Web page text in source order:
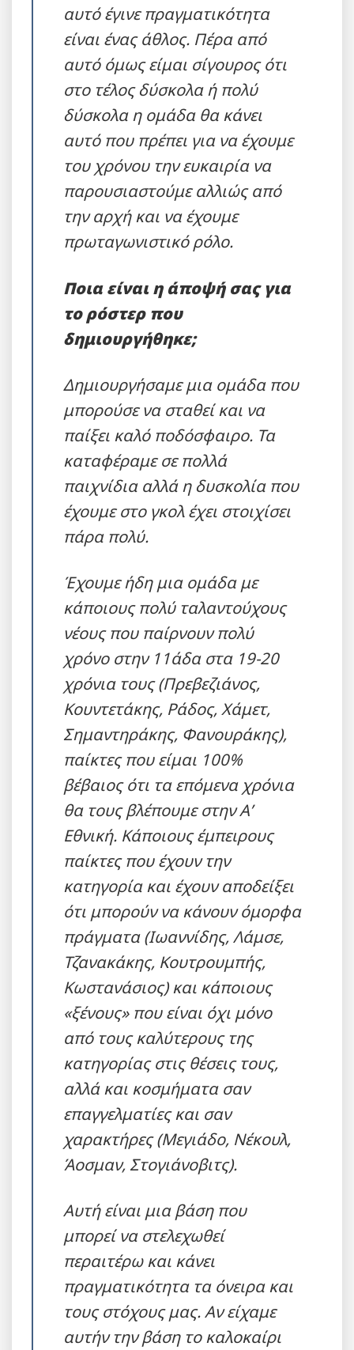
αυτό έγινε πραγματικότητα
είναι ένας άθλος. Πέρα από
αυτό όμως είμαι σίγουρος ότι
στο τέλος δύσκολα ή πολύ
δύσκολα η ομάδα θα κάνει
αυτό που πρέπει για να έχουμε
του χρόνου την ευκαιρία να
παρουσιαστούμε αλλιώς από
την αρχή και να έχουμε
πρωταγωνιστικό ρόλο.
Ποια είναι η άποψή σας για
το ρόστερ που
δημιουργήθηκε;
Δημιουργήσαμε μια ομάδα που
μπορούσε να σταθεί και να
παίξει καλό ποδόσφαιρο. Τα
καταφέραμε σε πολλά
παιχνίδια αλλά η δυσκολία που
έχουμε στο γκολ έχει στοιχίσει
πάρα πολύ.
Έχουμε ήδη μια ομάδα με
κάποιους πολύ ταλαντούχους
νέους που παίρνουν πολύ
χρόνο στην 11άδα στα 19-20
χρόνια τους (Πρεβεζιάνος,
Κουντετάκης, Ράδος, Χάμετ,
Σημαντηράκης, Φανουράκης),
παίκτες που είμαι 100%
βέβαιος ότι τα επόμενα χρόνια
θα τους βλέπουμε στην Α’
Εθνική. Κάποιους έμπειρους
παίκτες που έχουν την
κατηγορία και έχουν αποδείξει
ότι μπορούν να κάνουν όμορφα
πράγματα (Ιωαννίδης, Λάμσε,
Τζανακάκης, Κουτρουμπής,
Κωστανάσιος) και κάποιους
«ξένους» που είναι όχι μόνο
από τους καλύτερους της
κατηγορίας στις θέσεις τους,
αλλά και κοσμήματα σαν
επαγγελματίες και σαν
χαρακτήρες (Μεγιάδο, Νέκουλ,
Άοσμαν, Στογιάνοβιτς).
Αυτή είναι μια βάση που
μπορεί να στελεχωθεί
περαιτέρω και κάνει
πραγματικότητα τα όνειρα και
τους στόχους μας. Αν είχαμε
αυτήν την βάση το καλοκαίρι